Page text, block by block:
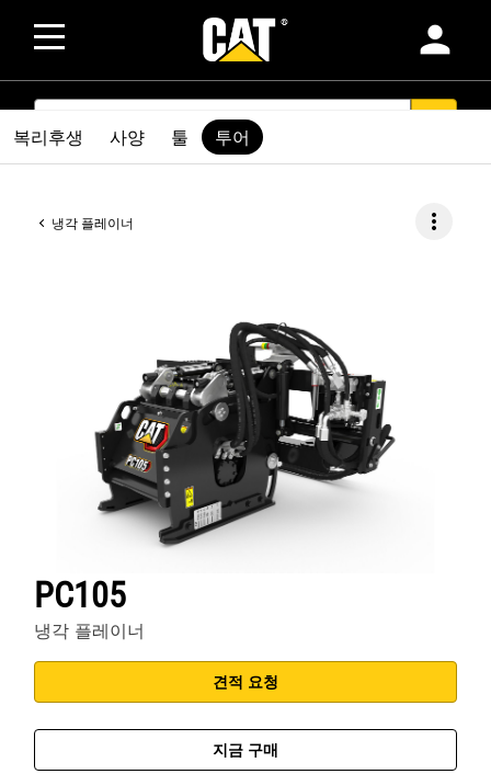
person
SEARCH
냉각 플레이너 more_vert
PC105
냉각 플레이너
견적 요청
지금 구매
복리후생 사양 툴 투어